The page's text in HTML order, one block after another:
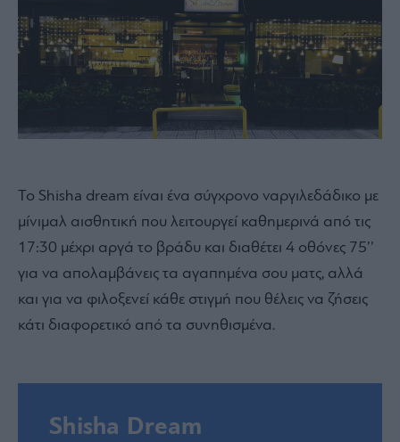
Το Shisha dream είναι ένα σύγχρονο ναργιλεδάδικο με
μίνιμαλ αισθητική που λειτουργεί καθημερινά από τις
17:30 μέχρι αργά το βράδυ και διαθέτει 4 οθόνες 75’’
για να απολαμβάνεις τα αγαπημένα σου ματς, αλλά
και για να φιλοξενεί κάθε στιγμή που θέλεις να ζήσεις
κάτι διαφορετικό από τα συνηθισμένα.
Shisha Dream